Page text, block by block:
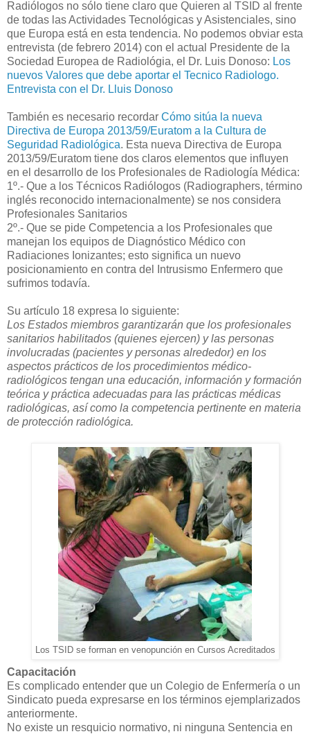
Radiólogos no sólo tiene claro que Quieren al TSID al frente
de todas las Actividades Tecnológicas y Asistenciales, sino
que Europa está en esta tendencia. No podemos obviar esta
entrevista (de febrero 2014) con el actual Presidente de la
Sociedad Europea de Radiológia, el Dr. Luis Donoso: Los
nuevos Valores que debe aportar el Tecnico Radiologo.
Entrevista con el Dr. Lluis Donoso
También es necesario recordar Cómo sitúa la nueva
Directiva de Europa 2013/59/Euratom a la Cultura de
Seguridad Radiológica. Esta nueva Directiva de Europa
2013/59/Euratom tiene dos claros elementos que influyen
en el desarrollo de los Profesionales de Radiología Médica:
1º.- Que a los Técnicos Radiólogos (Radiographers, término
inglés reconocido internacionalmente) se nos considera
Profesionales Sanitarios
2º.- Que se pide Competencia a los Profesionales que
manejan los equipos de Diagnóstico Médico con
Radiaciones Ionizantes; esto significa un nuevo
posicionamiento en contra del Intrusismo Enfermero que
sufrimos todavía.
Su artículo 18 expresa lo siguiente:
Los Estados miembros garantizarán que los profesionales
sanitarios habilitados (quienes ejercen) y las personas
involucradas (pacientes y personas alrededor) en los
aspectos prácticos de los procedimientos médico-
radiológicos tengan una educación, información y formación
teórica y práctica adecuadas para las prácticas médicas
radiológicas, así como la competencia pertinente en materia
de protección radiológica.
Los TSID se forman en venopunción en Cursos Acreditados
Capacitación
Es complicado entender que un Colegio de Enfermería o un
Sindicato pueda expresarse en los términos ejemplarizados
anteriormente.
No existe un resquicio normativo, ni ninguna Sentencia en